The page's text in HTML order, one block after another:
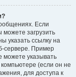
Если
загрузить
указать ссылку на
сервере. Пример
можете указывать
(если он не
для доступа к